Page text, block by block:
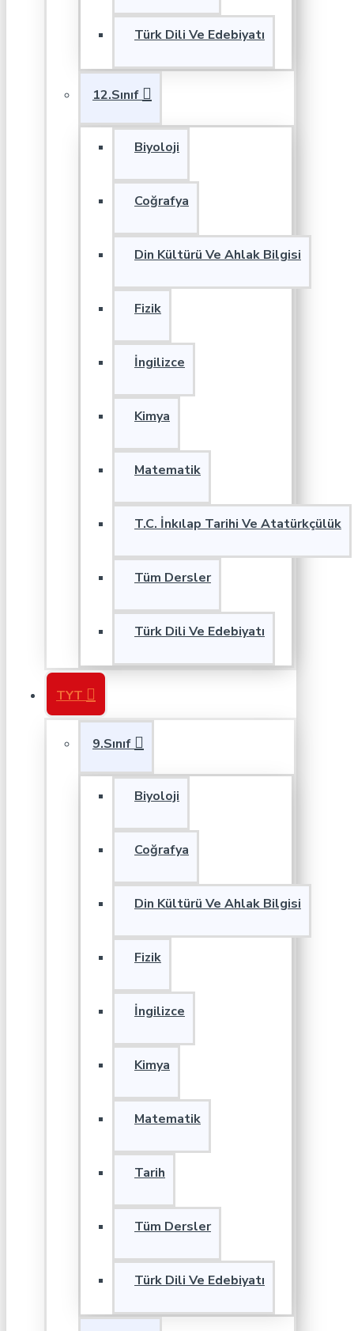
Türk Dili Ve Edebiyatı
12.Sınıf
Biyoloji
Coğrafya
Din Kültürü Ve Ahlak Bilgisi
Fizik
İngilizce
Kimya
Matematik
T.C. İnkılap Tarihi Ve Atatürkçülük
Tüm Dersler
Türk Dili Ve Edebiyatı
TYT
9.Sınıf
Biyoloji
Coğrafya
Din Kültürü Ve Ahlak Bilgisi
Fizik
İngilizce
Kimya
Matematik
Tarih
Tüm Dersler
Türk Dili Ve Edebiyatı